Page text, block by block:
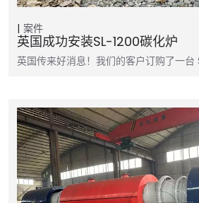
案件
英国成功安装SL-1200碳化炉
英国传来好消息！我们的客户订购了一台